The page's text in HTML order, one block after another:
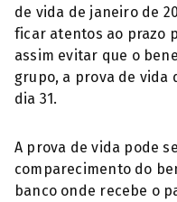
de vida de janeiro de
ficar atentos ao prazo
assim evitar que o
grupo, a prova de vida
dia 31.
A prova de vida pode
comparecimento do
banco onde recebe o